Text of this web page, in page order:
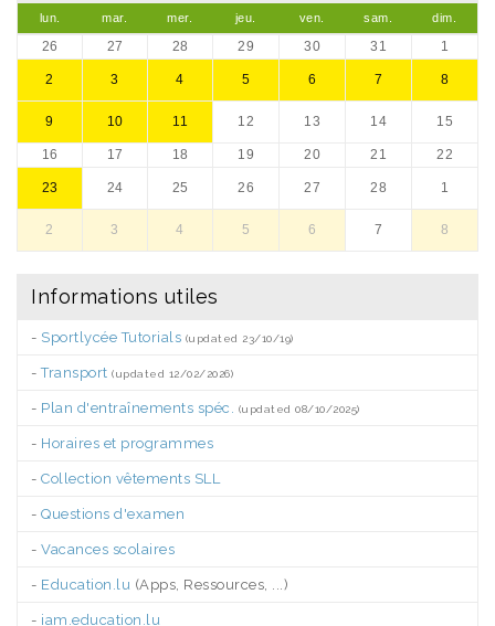
lun. mar. mer. jeu. ven. sam. dim.
26 27 28 29 30 31 1
2 3 4 5 6 7 8
9 10 11 12 13 14 15
16 17 18 19 20 21 22
23 24 25 26 27 28 1
2 3 4 5 6 7 8
Informations utiles
- Sportlycée Tutorials (updated 23/10/19)
-Transport (updated 12/02/2026)
- Plan d'entraînements spéc. (updated 08/10/2025)
- Horaires et programmes
- Collection vêtements SLL
- Questions d'examen
- Vacances scolaires
- Education.lu (Apps, Ressources, ...)
- iam.education.lu